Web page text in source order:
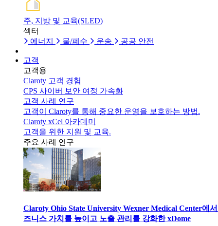
주, 지방 및 교육(SLED)
섹터
에너지
물/폐수 운송 공공 안전
고객
고객용
Claroty 고객 경험
CPS 사이버 보안 여정 가속화
고객 사례 연구
고객이 Claroty를 통해 중요한 운영을 보호하는 방법.
Claroty xCel 아카데미
고객을 위한 지원 및 교육.
주요 사례 연구
Claroty Ohio State University Wexner Medical Center에
즈니스 가치를 높이고 노출 관리를 강화한 xDome